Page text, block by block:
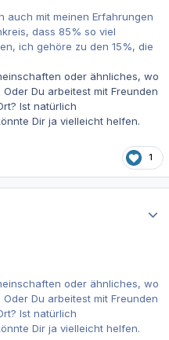
auch mit meinen Erfahrungen
dass 85% so viel
ich gehöre zu den 15%, die
oder ähnliches, wo
Du arbeitest mit Freunden
Ist natürlich
Dir ja vielleicht helfen.
1
oder ähnliches, wo
Du arbeitest mit Freunden
Ist natürlich
Dir ja vielleicht helfen.